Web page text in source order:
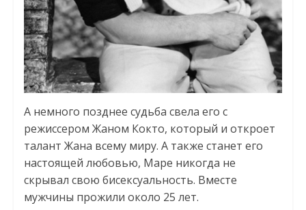
А немного позднее судьба свела его с
режиссером Жаном Кокто, который и откроет
талант Жана всему миру. А также станет его
настоящей любовью, Маре никогда не
скрывал свою бисексуальность. Вместе
мужчины прожили около 25 лет.